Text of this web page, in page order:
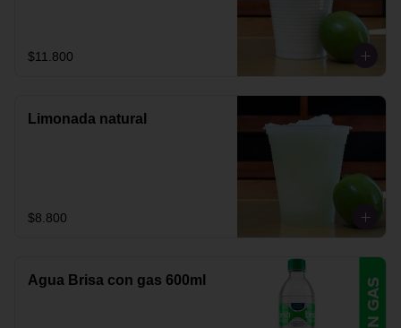
$11.800
Limonada natural
$8.800
Agua Brisa con gas 600ml